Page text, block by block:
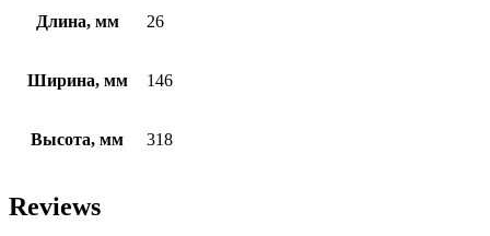
Длина, мм 26
Ширина, мм 146
Высота, мм 318
Reviews